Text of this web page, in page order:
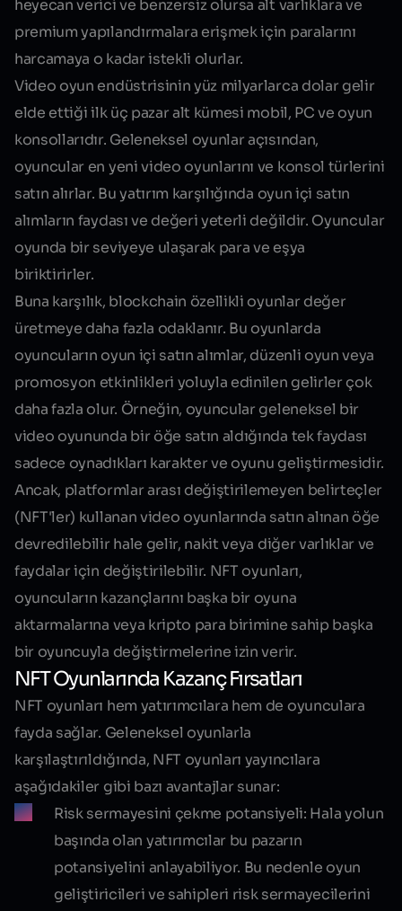
heyecan verici ve benzersiz olursa alt varlıklara ve
premium yapılandırmalara erişmek için paralarını
harcamaya o kadar istekli olurlar.
Video oyun endüstrisinin yüz milyarlarca dolar gelir
elde ettiği ilk üç pazar alt kümesi mobil, PC ve oyun
konsollarıdır. Geleneksel oyunlar açısından,
oyuncular en yeni video oyunlarını ve konsol türlerini
satın alırlar. Bu yatırım karşılığında oyun içi satın
alımların faydası ve değeri yeterli değildir. Oyuncular
oyunda bir seviyeye ulaşarak para ve eşya
biriktirirler.
Buna karşılık, blockchain özellikli oyunlar değer
üretmeye daha fazla odaklanır. Bu oyunlarda
oyuncuların oyun içi satın alımlar, düzenli oyun veya
promosyon etkinlikleri yoluyla edinilen gelirler çok
daha fazla olur. Örneğin, oyuncular geleneksel bir
video oyununda bir öğe satın aldığında tek faydası
sadece oynadıkları karakter ve oyunu geliştirmesidir.
Ancak, platformlar arası değiştirilemeyen belirteçler
(NFT'ler) kullanan video oyunlarında satın alınan öğe
devredilebilir hale gelir, nakit veya diğer varlıklar ve
faydalar için değiştirilebilir. NFT oyunları,
oyuncuların kazançlarını başka bir oyuna
aktarmalarına veya kripto para birimine sahip başka
bir oyuncuyla değiştirmelerine izin verir.
NFT Oyunlarında Kazanç Fırsatları
NFT oyunları hem yatırımcılara hem de oyunculara
fayda sağlar. Geleneksel oyunlarla
karşılaştırıldığında, NFT oyunları yayıncılara
aşağıdakiler gibi bazı avantajlar sunar:
Risk sermayesini çekme potansiyeli: Hala yolun
başında olan yatırımcılar bu pazarın
potansiyelini anlayabiliyor. Bu nedenle oyun
geliştiricileri ve sahipleri risk sermayecilerini